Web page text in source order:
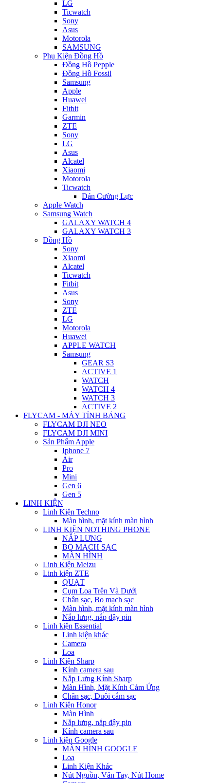
LG
Ticwatch
Sony
Asus
Motorola
SAMSUNG
Phụ Kiện Đồng Hồ
Đồng Hồ Pepple
Đồng Hồ Fossil
Samsung
Apple
Huawei
Fitbit
Garmin
ZTE
Sony
LG
Asus
Alcatel
Xiaomi
Motorola
Ticwatch
Dán Cường Lực
Apple Watch
Samsung Watch
GALAXY WATCH 4
GALAXY WATCH 3
Đồng Hồ
Sony
Xiaomi
Alcatel
Ticwatch
Fitbit
Asus
Sony
ZTE
LG
Motorola
Huawei
APPLE WATCH
Samsung
GEAR S3
ACTIVE 1
WATCH
WATCH 4
WATCH 3
ACTIVE 2
FLYCAM - MÁY TÍNH BẢNG
FLYCAM DJI NEO
FLYCAM DJI MINI
Sản Phẩm Apple
Iphone 7
Air
Pro
Mini
Gen 6
Gen 5
LINH KIỆN
Linh Kiện Techno
Màn hình, mặt kính màn hình
LINH KIỆN NOTHING PHONE
NẮP LƯNG
BO MẠCH SẠC
MÀN HÌNH
Linh Kiện Meizu
Linh kiện ZTE
QUẠT
Cụm Loa Trên Và Dưới
Chân sạc, Bo mạch sạc
Màn hình, mặt kính màn hình
Nắp lưng, nắp đậy pin
Linh kiện Essential
Linh kiện khác
Camera
Loa
Linh Kiện Sharp
Kính camera sau
Nắp Lưng Kính Sharp
Màn Hình, Mặt Kính Cảm Ứng
Chân sạc, Đuôi cắm sạc
Linh Kiện Honor
Màn Hình
Nắp lưng, nắp đậy pin
Kính camera sau
Linh kiện Google
MÀN HÌNH GOOGLE
Loa
Linh Kiện Khác
Nút Nguồn, Vân Tay, Nút Home